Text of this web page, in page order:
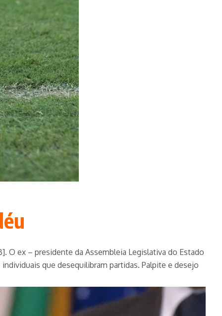
O ex – presidente da Assembleia Legislativa do Estado
que desequilibram partidas. Palpite e desejo